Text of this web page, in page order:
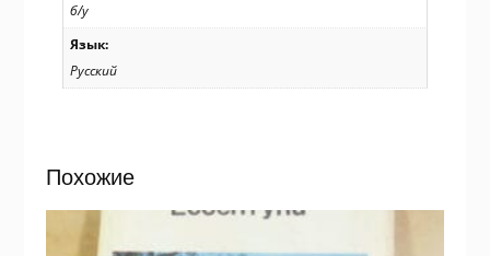
б/у
Язык:
Русский
Похожие